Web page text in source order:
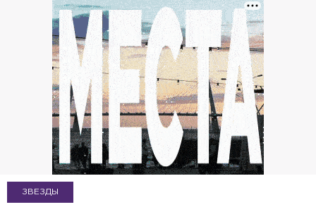
ЗВЕЗДЫ